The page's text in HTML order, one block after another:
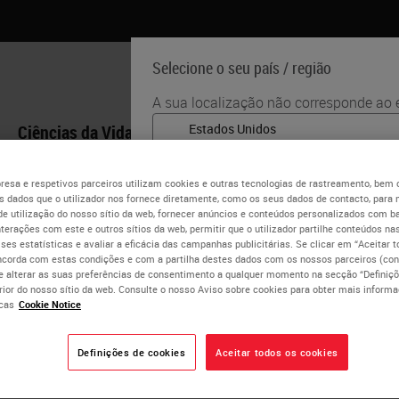
Selecione o seu país / região
A sua localização não corresponde ao
Cada país / região pode ter seu
práticas médicas. As informações
website são específicas e aplicáveis
está limitado a) todos os detalhes /
promoções do produto.
Ciências da Vida Formação
Welch, MD
and Chief Medical Officer at PathGroup
Welch is President and Chief Medical Officer of PathGroup
Vanderbilt University and completed his Clinical and
has published articles in peer-reviewed journals and has
annual meeting. He is a Fellow of the CAP and Roger C.
e respetivos parceiros utilizam cookies e outras tecnologias de rastreamento, bem
dados que o utilizador nos fornece diretamente, como os seus dados de contacto, para
utilização do nosso sítio da web, fornecer anúncios e conteúdos personalizados com
com este e outros sítios da web, permitir que o utilizador partilhe conteúdos
estatísticas e avaliar a eficácia das campanhas publicitárias. Se clicar em “Aceitar
com estas condições e com a partilha destes dados com os nossos parceiros
alterar as suas preferências de consentimento a qualquer momento na secção
do nosso sítio da web. Consulte o nosso Aviso sobre cookies para obter mais
Cookie Notice
Definições de cookies Aceitar todos os cookies